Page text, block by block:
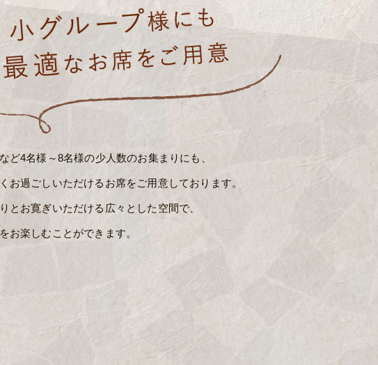
ど4名様～8名様の少人数のお集まりにも、
お過ごしいただけるお席をご用意しております。
とお寛ぎいただける広々とした空間で、
お楽しむことができます。